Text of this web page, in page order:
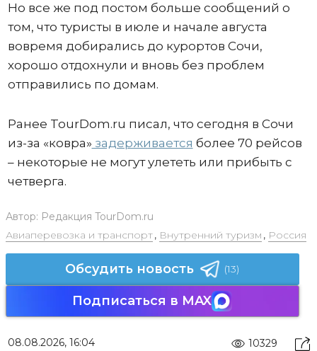
Но все же под постом больше сообщений о
том, что туристы в июле и начале августа
вовремя добирались до курортов Сочи,
хорошо отдохнули и вновь без проблем
отправились по домам.
Ранее TourDom.ru писал, что сегодня в Сочи
из-за «ковра» задерживается более 70 рейсов
– некоторые не могут улететь или прибыть с
четверга.
Автор: Редакция TourDom.ru
Авиаперевозка и транспорт, Внутренний туризм , Россия
Обсудить новость (13)
Подписаться в MAX
08.08.2026, 16:04 10329